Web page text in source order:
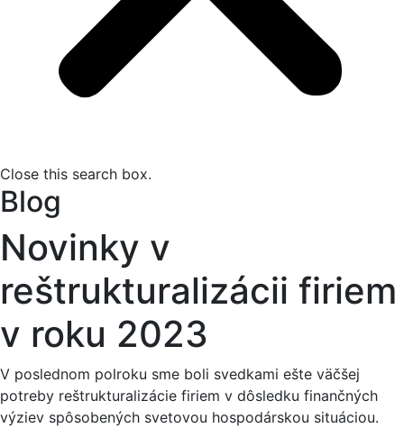
Close this search box.
Blog
Novinky v
reštrukturalizácii firiem
v roku 2023
V poslednom polroku sme boli svedkami ešte väčšej
potreby reštrukturalizácie firiem v dôsledku finančných
výziev spôsobených svetovou hospodárskou situáciou.